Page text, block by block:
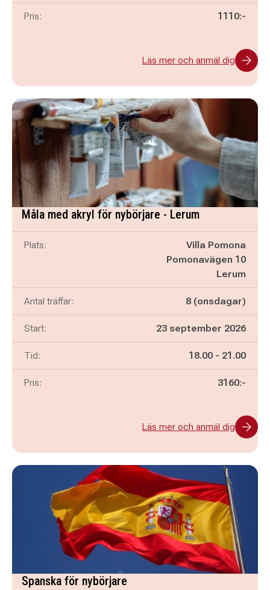
Pris: 1110:-
Läs mer och anmäl dig
Måla med akryl för nybörjare - Lerum
Plats:
Villa Pomona
Pomonavägen 10
Lerum
Antal träffar: 8 (onsdagar)
Start: 23 september 2026
Tid: Pågår mellan
18.00 - och
21.00
Pris: 3160:-
Läs mer och anmäl dig
Spanska för nybörjare